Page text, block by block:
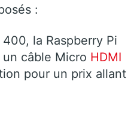
:
la Raspberry Pi
câble Micro HDMI
pour un prix allant